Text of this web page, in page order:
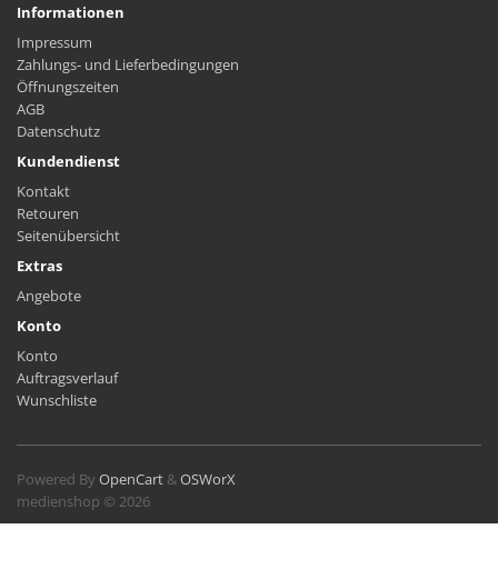
Informationen
Impressum
Zahlungs- und Lieferbedingungen
Öffnungszeiten
AGB
Datenschutz
Kundendienst
Kontakt
Retouren
Seitenübersicht
Extras
Angebote
Konto
Konto
Auftragsverlauf
Wunschliste
Powered By OpenCart &OSWorX
medienshop © 2026